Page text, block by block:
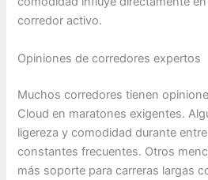
corredor activo.
Opiniones de corredores expertos
Muchos corredores tienen
Cloud en maratones exigentes.
ligereza y comodidad durante
constantes frecuentes. Otros
más soporte para carreras largas